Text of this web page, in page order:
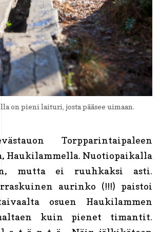
on pieni laituri, josta pääsee uimaan.
Torpparintaipaleen
Haukilammella. Nuotiopaikalla
mutta ei ruuhkaksi asti.
aurinko (!!!) paistoi
osuen Haukilammen
kuin pienet timantit.